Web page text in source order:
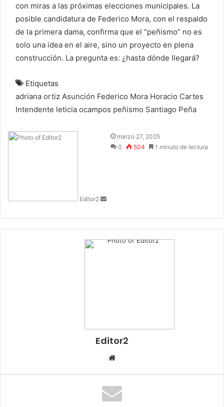
con miras a las próximas elecciones municipales. La
posible candidatura de Federico Mora, con el respaldo
de la primera dama, confirma que el “peñismo” no es
solo una idea en el aire, sino un proyecto en plena
construcción. La pregunta es: ¿hasta dónde llegará?
Etiquetas
adriana ortiz Asunción Federico Mora Horacio Cartes
Intendente leticia ocampos peñismo Santiago Peña
Editor2
Send
an
marzo 27, 2025
0
504 1 minuto de lectura
Editor2
Sitio